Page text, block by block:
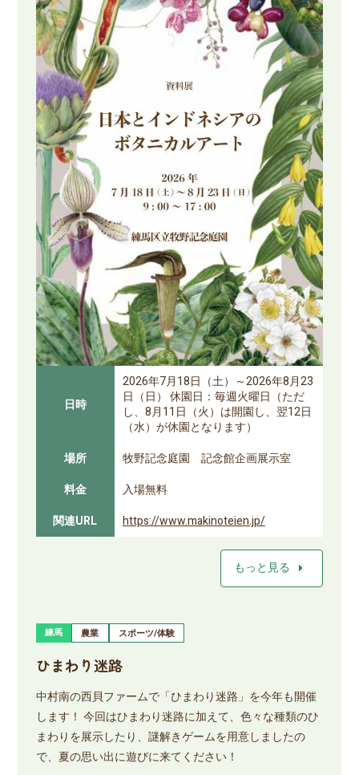
日時
2026年7月18日（土）～2026年8月23
日（日） 休園日：毎週火曜日（ただ
し、8月11日（火）は開園し、翌12日
（水）が休園となります）
場所
牧野記念庭園 記念館企画展示室
料金
入場無料
関連URL
https://www.makinoteien.jp/
もっと見る arrow_right
練馬 農業 スポーツ/体験
ひまわり迷路
中村南の西貝ファームで「ひまわり迷路」を今年も開催
します！ 今回はひまわり迷路に加えて、色々な種類のひ
まわりを展示したり、謎解きゲームを用意しましたの
で、夏の思い出に遊びに来てください！